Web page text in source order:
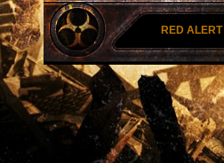
RED ALERT